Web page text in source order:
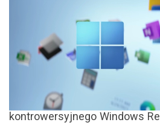
kontrowersyjnego Windows